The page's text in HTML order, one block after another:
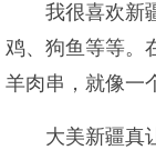
我很喜欢新
鸡、狗鱼等等。
羊肉串，就像一
大美新疆真